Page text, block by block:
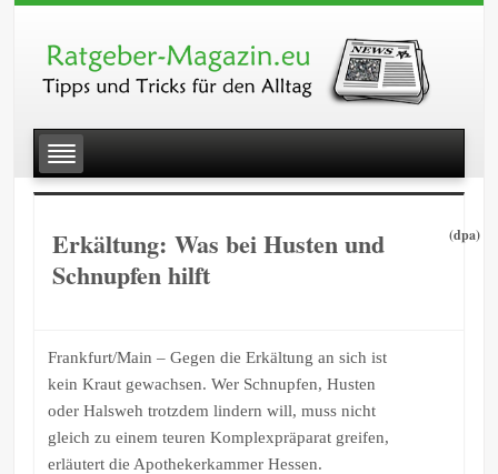
Erkältung: Was bei Husten und
Schnupfen hilft
(dpa)
Frankfurt/Main – Gegen die Erkältung an sich ist
kein Kraut gewachsen. Wer Schnupfen, Husten
oder Halsweh trotzdem lindern will, muss nicht
gleich zu einem teuren Komplexpräparat greifen,
erläutert die Apothekerkammer Hessen.